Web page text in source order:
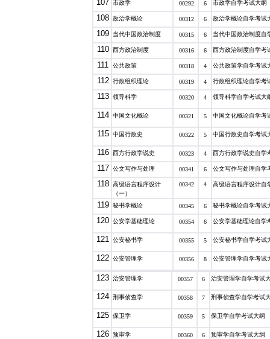
107 市政学 00292 6 市政学自学考试大纲
108 政治学概论 00312 6 政治学概论自学考试
109 当代中国政治制度 00315 6 当代中国政治制度自
110 西方政治制度 00316 6 西方政治制度自学考
111 公共政策 00318 4 公共政策学自学考试
112 行政组织理论 00319 4 行政组织理论自学考
113 领导科学 00320 4 领导科学自学考试大
114 中国文化概论 00321 5 中国文化概论自学考
115 中国行政史 00322 5 中国行政史自学考试
116 西方行政学说史 00323 4 西方行政学说史自学
117 公文写作与处理 00341 6 公文写作与处理自学
118 高级语言程序设计
（一）
00342 4 高级语言程序设计自
119 秘书学概论 00345 6 秘书学概论自学考试
120 公安学基础理论 00354 6 公安学基础理论自学
121 公安秘书学 00355 5 公安秘书学自学考试
122 公安管理学 00356 8 公安管理学自学考试
123 治安管理学 00357 6 治安管理学自学考试
124 刑事侦查学 00358 7 刑事侦查学自学考试
125 保卫学 00359 5 保卫学自学考试大纲
126 预审学 00360 6 预审学自学考试大纲